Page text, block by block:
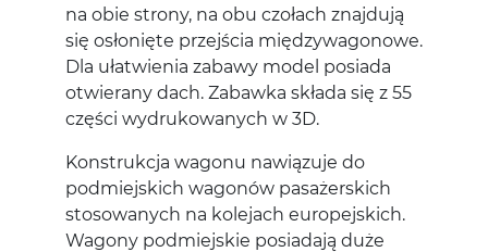
na obie strony, na obu czołach znajdują
się osłonięte przejścia międzywagonowe.
Dla ułatwienia zabawy model posiada
otwierany dach. Zabawka składa się z 55
części wydrukowanych w 3D.
Konstrukcja wagonu nawiązuje do
podmiejskich wagonów pasażerskich
stosowanych na kolejach europejskich.
Wagony podmiejskie posiadają duże